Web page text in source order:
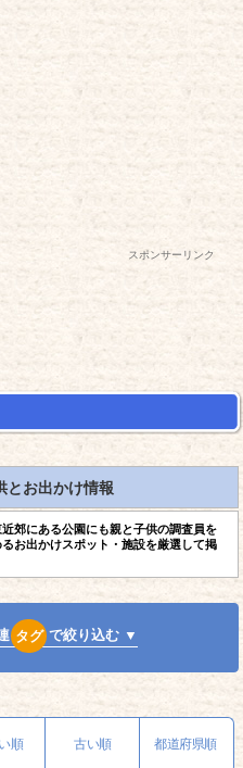
スポンサーリンク
とお出かけ情報
郊にある公園にも親と子供の調査員を
お出かけスポット・施設を厳選して掲
タグ で絞り込む ▼
順 古い順 都道府県順